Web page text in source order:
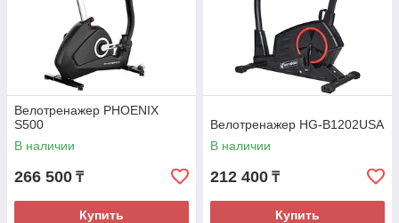
Велотренажер PHOENIX
S500
В наличии
266 500 ₸
Купить
Велотренажер HG-B1202USA
В наличии
212 400 ₸
Купить